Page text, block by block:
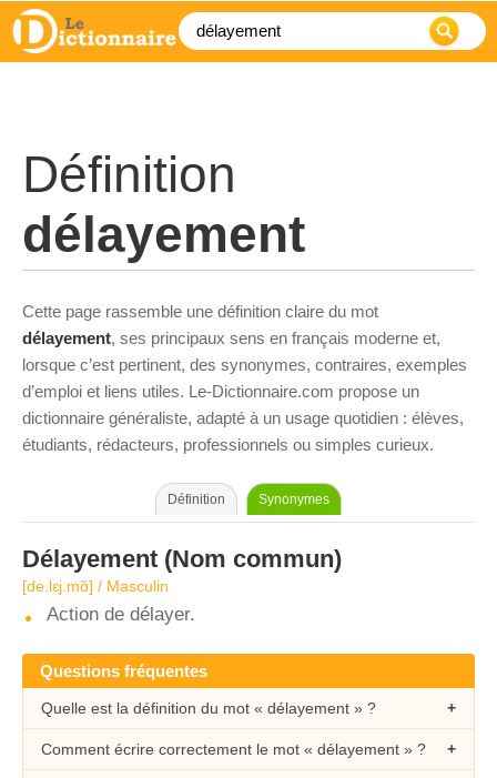
Définition
délayement
Cette page rassemble une définition claire du mot
délayement, ses principaux sens en français moderne et,
lorsque c’est pertinent, des synonymes, contraires, exemples
d’emploi et liens utiles. Le-Dictionnaire.com propose un
dictionnaire généraliste, adapté à un usage quotidien : élèves,
étudiants, rédacteurs, professionnels ou simples curieux.
Définition Synonymes
Délayement (Nom commun)
[de.lɛj.mɑ̃] / Masculin
Action de délayer.
Questions fréquentes
Quelle est la définition du mot « délayement » ?
Comment écrire correctement le mot « délayement » ?